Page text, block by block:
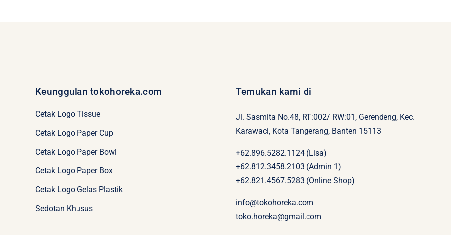
Keunggulan tokohoreka.com
Cetak Logo Tissue
Cetak Logo Paper Cup
Cetak Logo Paper Bowl
Cetak Logo Paper Box
Cetak Logo Gelas Plastik
Sedotan Khusus
Temukan kami di
Jl. Sasmita No.48, RT:002/ RW:01, Gerendeng, Kec.
Karawaci, Kota Tangerang, Banten 15113
+62.896.5282.1124 (Lisa)
+62.812.3458.2103 (Admin 1)
+62.821.4567.5283 (Online Shop)
info@tokohoreka.com
toko.horeka@gmail.com